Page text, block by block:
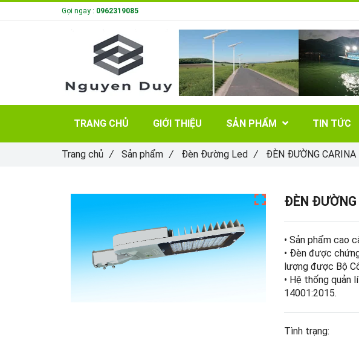
ĐÈN
• Sản phẩm cao
• Đèn được
lượng được Bộ
• Hệ thống quản
14001:2015.
Tình trạng:
Trang chủ / Sản phẩm / Đèn Đường Led / ĐÈN ĐƯỜNG CARINA
Gọi ngay : 0962319085
TRANG CHỦ GIỚI THIỆU SẢN PHẨM TIN TỨC